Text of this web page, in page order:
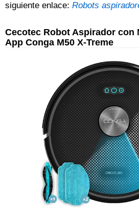
siguiente enlace: Robots
Cecotec Robot Aspirador con
App Conga M50 X-Treme